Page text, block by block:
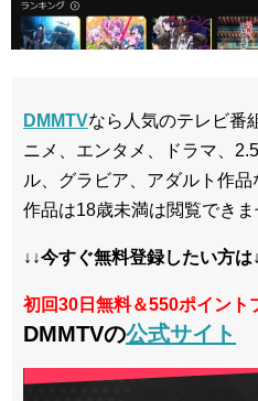
DMMTVなら人気のテレビ番
ニメ、エンタメ、ドラマ、
ル、グラビア、アダルト作
作品は18歳未満は閲覧でき
↓↓今すぐ無料登録したい方は
初回30日無料＆550ポイント
DMMTVの公式サイト